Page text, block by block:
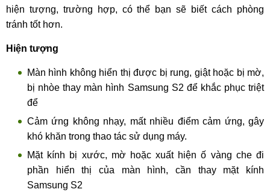
hiện tượng, trường hợp, có thể bạn sẽ biết cách phòng
tránh tốt hơn.
Hiện tượng
Màn hình không hiển thị được bị rung, giật hoặc bị mờ,
bị nhòe thay màn hình Samsung S2 để khắc phục triệt
để
Cảm ứng không nhạy, mất nhiều điểm cảm ứng, gây
khó khăn trong thao tác sử dụng máy.
Mặt kính bị xước, mờ hoặc xuất hiện ố vàng che đi
phần hiển thị của màn hình, cần thay mặt kính
Samsung S2